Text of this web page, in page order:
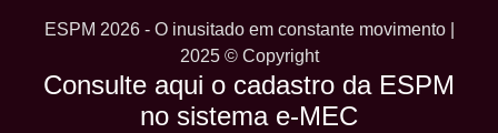
ESPM 2026 - O inusitado em constante movimento |
2025 © Copyright
Consulte aqui o cadastro da ESPM
no sistema e-MEC